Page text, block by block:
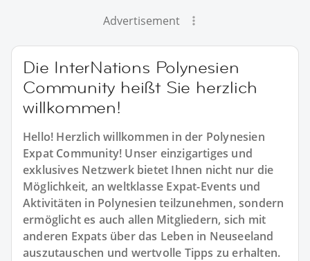
Advertisement
Die InterNations Polynesien
Community heißt Sie herzlich
willkommen!
Hello! Herzlich willkommen in der Polynesien
Expat Community! Unser einzigartiges und
exklusives Netzwerk bietet Ihnen nicht nur die
Möglichkeit, an weltklasse Expat-Events und
Aktivitäten in Polynesien teilzunehmen, sondern
ermöglicht es auch allen Mitgliedern, sich mit
anderen Expats über das Leben in Neuseeland
auszutauschen und wertvolle Tipps zu erhalten.